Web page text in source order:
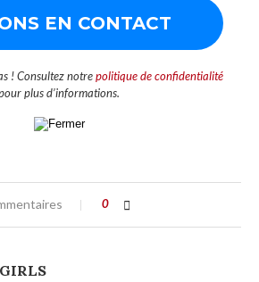
! Consultez notrepolitique de confidentialité
plus d’informations.
0